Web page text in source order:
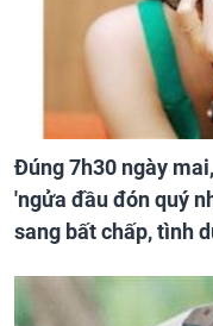
Đúng 7h30 ngày
'ngửa đầu đón quý
sang bất chấp, tình